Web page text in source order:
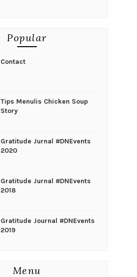
Popular
Contact
Tips Menulis Chicken Soup
Story
Gratitude Jurnal #DNEvents
2020
Gratitude Jurnal #DNEvents
2018
Gratitude Journal #DNEvents
2019
Menu